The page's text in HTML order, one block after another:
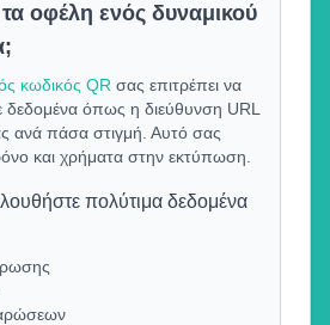
τα οφέλη ενός δυναμικού
κωδικός QR σας επιτρέπει να
δεδομένα όπως η διεύθυνση URL
ανά πάσα στιγμή. Αυτό σας
και χρήματα στην εκτύπωση.
πολύτιμα δεδομένα